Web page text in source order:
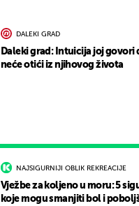
NAJSIGURNIJI OBLIK REKREACIJE
Vježbe za koljeno u moru: 5
koje mogu smanjiti bol i
DALEKI GRAD
Daleki grad: Intuicija joj govori
neće otići iz njihovog života